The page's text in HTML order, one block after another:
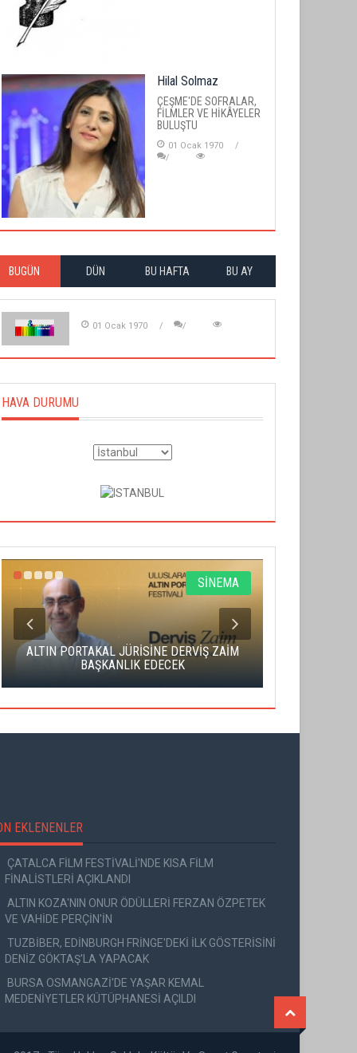
Hilal Solmaz
ÇEŞME'DE SOFRALAR,
FİLMLER VE HİKÂYELER
BULUŞTU
01 Ocak 1970
BUGÜN DÜN BU HAFTA BU AY
01 Ocak 1970
HAVA DURUMU
SİNEMA
ALTIN PORTAKAL JÜRİSİNE DERVİŞ ZAİM
BAŞKANLIK EDECEK
EKLENENLER
ÇATALCA FİLM FESTİVALİ'NDE KISA FİLM
FİNALİSTLERİ AÇIKLANDI
ALTIN KOZA'NIN ONUR ÖDÜLLERİ FERZAN ÖZPETEK
VE VAHİDE PERÇİN'İN
TUZBİBER, EDİNBURGH FRİNGE'DEKİ İLK GÖSTERİSİNİ
DENİZ GÖKTAŞ'LA YAPACAK
BURSA OSMANGAZİ'DE YAŞAR KEMAL
MEDENİYETLER KÜTÜPHANESİ AÇILDI